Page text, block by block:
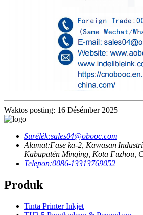
Waktos posting: 16 Désémber 2025
Surélék:sales04@obooc.com
Alamat:Fase ka-2, Kawasan
Kabupatén Minqing, Kota Fuzhou,
Telepon:0086-13313769052
Produk
Tinta Printer Inkjet